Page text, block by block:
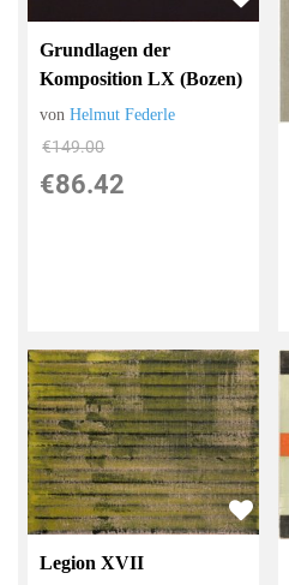
Grundlagen der
Komposition LX (Bozen)
vonHelmut Federle
€149.00
€86.42
Legion XVII